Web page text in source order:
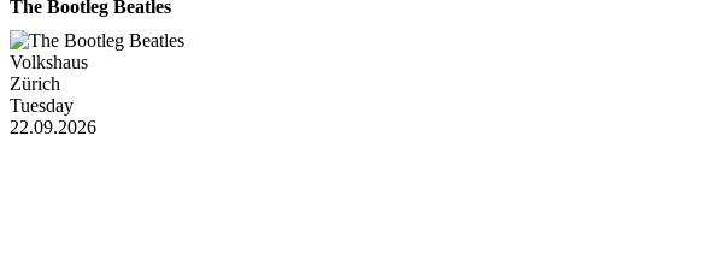
The Bootleg Beatles
Volkshaus
Zürich
Tuesday
22.09.2026